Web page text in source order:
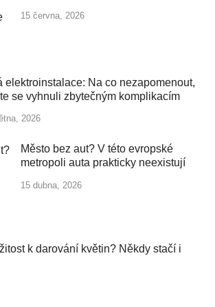
15 června, 2026
elektroinstalace: Na co nezapomenout,
se vyhnuli zbytečným komplikacím
2026
Město bez aut? V této evropské
metropoli auta prakticky neexistují
15 dubna, 2026
k darování květin? Někdy stačí i